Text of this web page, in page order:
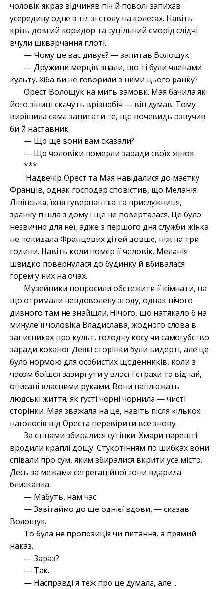
чоловік якраз відчиняв піч й поволі запихав
усередину одне з тіл зі столу на колесах. Навіть
крізь довгий коридор та суцільний сморід слідчі
вчули шкварчання плоті.
— Чому це вас дивує? — запитав Волощук.
— Дружини мерців знали, що ті були членами
культу. Хіба ви не говорили з ними цього ранку?
Орест Волощук на мить замовк. Мая бачила як
його зіниці скачуть врізнобіч — він думав. Тому
вирішила сама запитати те, що вочевидь озвучив
би й наставник.
— Що ще вони вам сказали?
— Що чоловіки померли заради своїх жінок.
***
Надвечір Орест та Мая навідалися до маєтку
Франців, однак господар сповістив, що Меланія
Лівінська, їхня гувернантка та прислужниця,
зранку пішла з дому і ще не поверталася. Це було
незвично для неї, адже з першого дня служби жінка
не покидала Францових дітей довше, ніж на три
години. Навіть коли помер її чоловік, Меланія
швидко повернулася до будинку й вбивалася
горем у них на очах.
Музейники попросили обстежити її кімнати, на
що отримали невдоволену згоду, однак нічого
дивного там не знайшли. Нічого, що натякало б на
минуле її чоловіка Владислава, жодного слова в
записниках про культ, голодну косу чи самогубство
заради коханої. Деякі сторінки були видерті, але це
було нормою для особистих щоденників, коли з
часом боїшся зазирнути у власні страхи та відчай,
описані власними руками. Вони паплюжать
людські життя, як густі чорні чорнила — чисті
сторінки. Мая зважала на це, навіть після кількох
наголосів від Ореста перевірити все знову.
За стінами збиралися сутінки. Хмари нарешті
вродили краплі дощу. Стукотінням по шибках вони
співали про сум, яким збиралися вкрити усе місто.
Десь за межами сегрегаційної зони вдарила
блискавка.
— Мабуть, нам час.
— Завітаймо до ще однієї вдови, — сказав
Волощук.
То була не пропозиція чи питання, а прямий
наказ.
— Зараз?
— Так.
— Насправді я теж про це думала, але…